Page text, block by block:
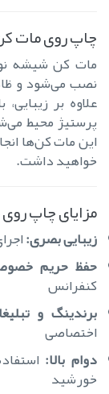
چاپ روی مات
مات کن شیشه
نصب می‌شود و
علاوه بر
پرستیژ محیط
این مات کن‌ها
خواهید داشت.
مزایای چاپ
زیبایی بصری:
حفظ حریم
کنفرانس
برندینگ و
اختصاصی
دوام بالا:
خورشید